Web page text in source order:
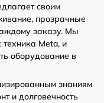
своим
прозрачные
заказу. Мы
Meta, и
оборудование в
знаниям
и долговечность